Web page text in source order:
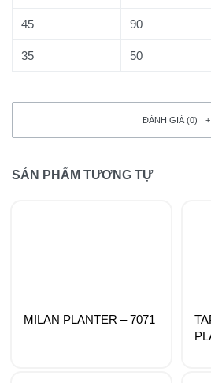
45 90
35 50
ĐÁNH GIÁ (0)
SẢN PHẨM TƯƠNG TỰ
MILAN PLANTER – 7071